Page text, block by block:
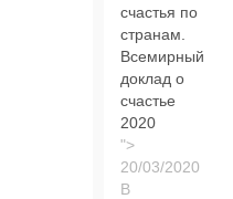
счастья по
странам.
Всемирный
доклад о
счастье
2020
">
В